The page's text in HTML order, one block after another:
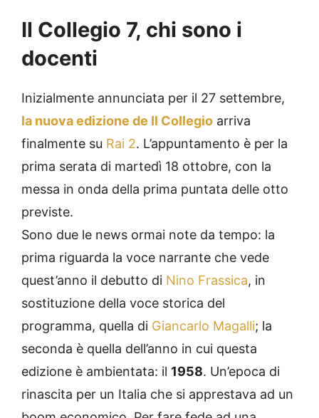
Il Collegio 7, chi sono i
docenti
Inizialmente annunciata per il 27 settembre,
la nuova edizione de Il Collegio arriva
finalmente su Rai 2. L’appuntamento è per la
prima serata di martedì 18 ottobre, con la
messa in onda della prima puntata delle otto
previste.
Sono due le news ormai note da tempo: la
prima riguarda la voce narrante che vede
quest’anno il debutto di Nino Frassica, in
sostituzione della voce storica del
programma, quella di Giancarlo Magalli; la
seconda è quella dell’anno in cui questa
edizione è ambientata: il 1958. Un’epoca di
rinascita per un Italia che si apprestava ad un